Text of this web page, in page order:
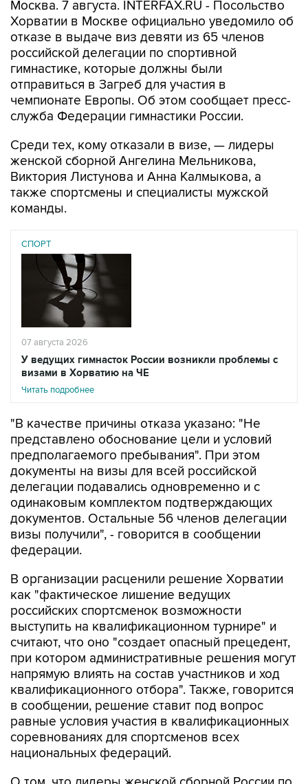
отказе в выдаче виз девяти из 65 членов
российской делегации по спортивной
гимнастике, которые должны были
отправиться в Загреб для участия в
чемпионате Европы. Об этом сообщает пресс-
служба Федерации гимнастики России.
Среди тех, кому отказали в визе, — лидеры
Виктория Листунова и Анна Калмыкова, а
также спортсмены и специалисты мужской
команды.
СПОРТ
07 августа 2026
У ведущих гимнасток России возникли проблемы с
визами в Хорватию на ЧЕ
Читать подробнее
"В качестве причины отказа указано: "Не
предполагаемого пребывания". При этом
документы на визы для всей российской
делегации подавались одновременно и с
одинаковым комплектом подтверждающих
документов. Остальные 56 членов делегации
визы получили", - говорится в сообщении
федерации.
В организации расценили решение Хорватии
российских спортсменок возможности
выступить на квалификационном турнире" и
считают, что оно "создает опасный прецедент,
при котором административные решения могут
напрямую влиять на состав участников и ход
квалификационного отбора". Также, говорится
в сообщении, решение ставит под вопрос
равные условия участия в квалификационных
соревнованиях для спортсменов всех
национальных федераций.
О том, что лидеры женской сборной России по